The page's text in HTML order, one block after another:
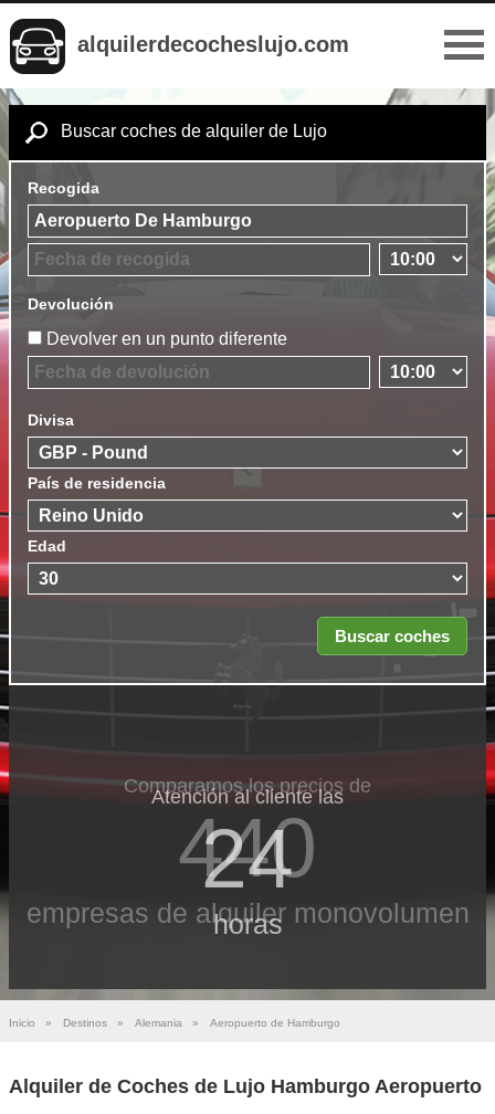
alquilerdecocheslujo.com
Buscar coches de alquiler de Lujo
Recogida
Devolución
Devolver en un punto diferente
Divisa
País de residencia
Edad
Comparamos los precios de
440
empresas de alquiler monovolumen
Atención al cliente las
24
horas
Inicio » Destinos » Alemania » Aeropuerto de Hamburgo
Alquiler de Coches de Lujo Hamburgo Aeropuerto